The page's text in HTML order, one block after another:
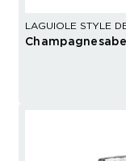
LAGUIOLE STYLE